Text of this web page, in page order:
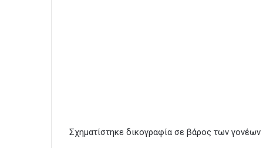
Σχηματίστηκε δικογραφία σε βάρος των γονέων